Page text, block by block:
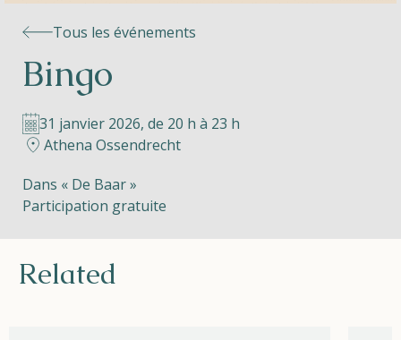
Le Perron
Contact
Tous les événements
Bingo
31 janvier 2026, de 20 h à 23 h
Athena Ossendrecht
Dans « De Baar »
Participation gratuite
Related